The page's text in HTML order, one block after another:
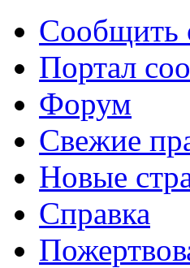
Сообщить
Портал
Форум
Свежие
Новые
Справка